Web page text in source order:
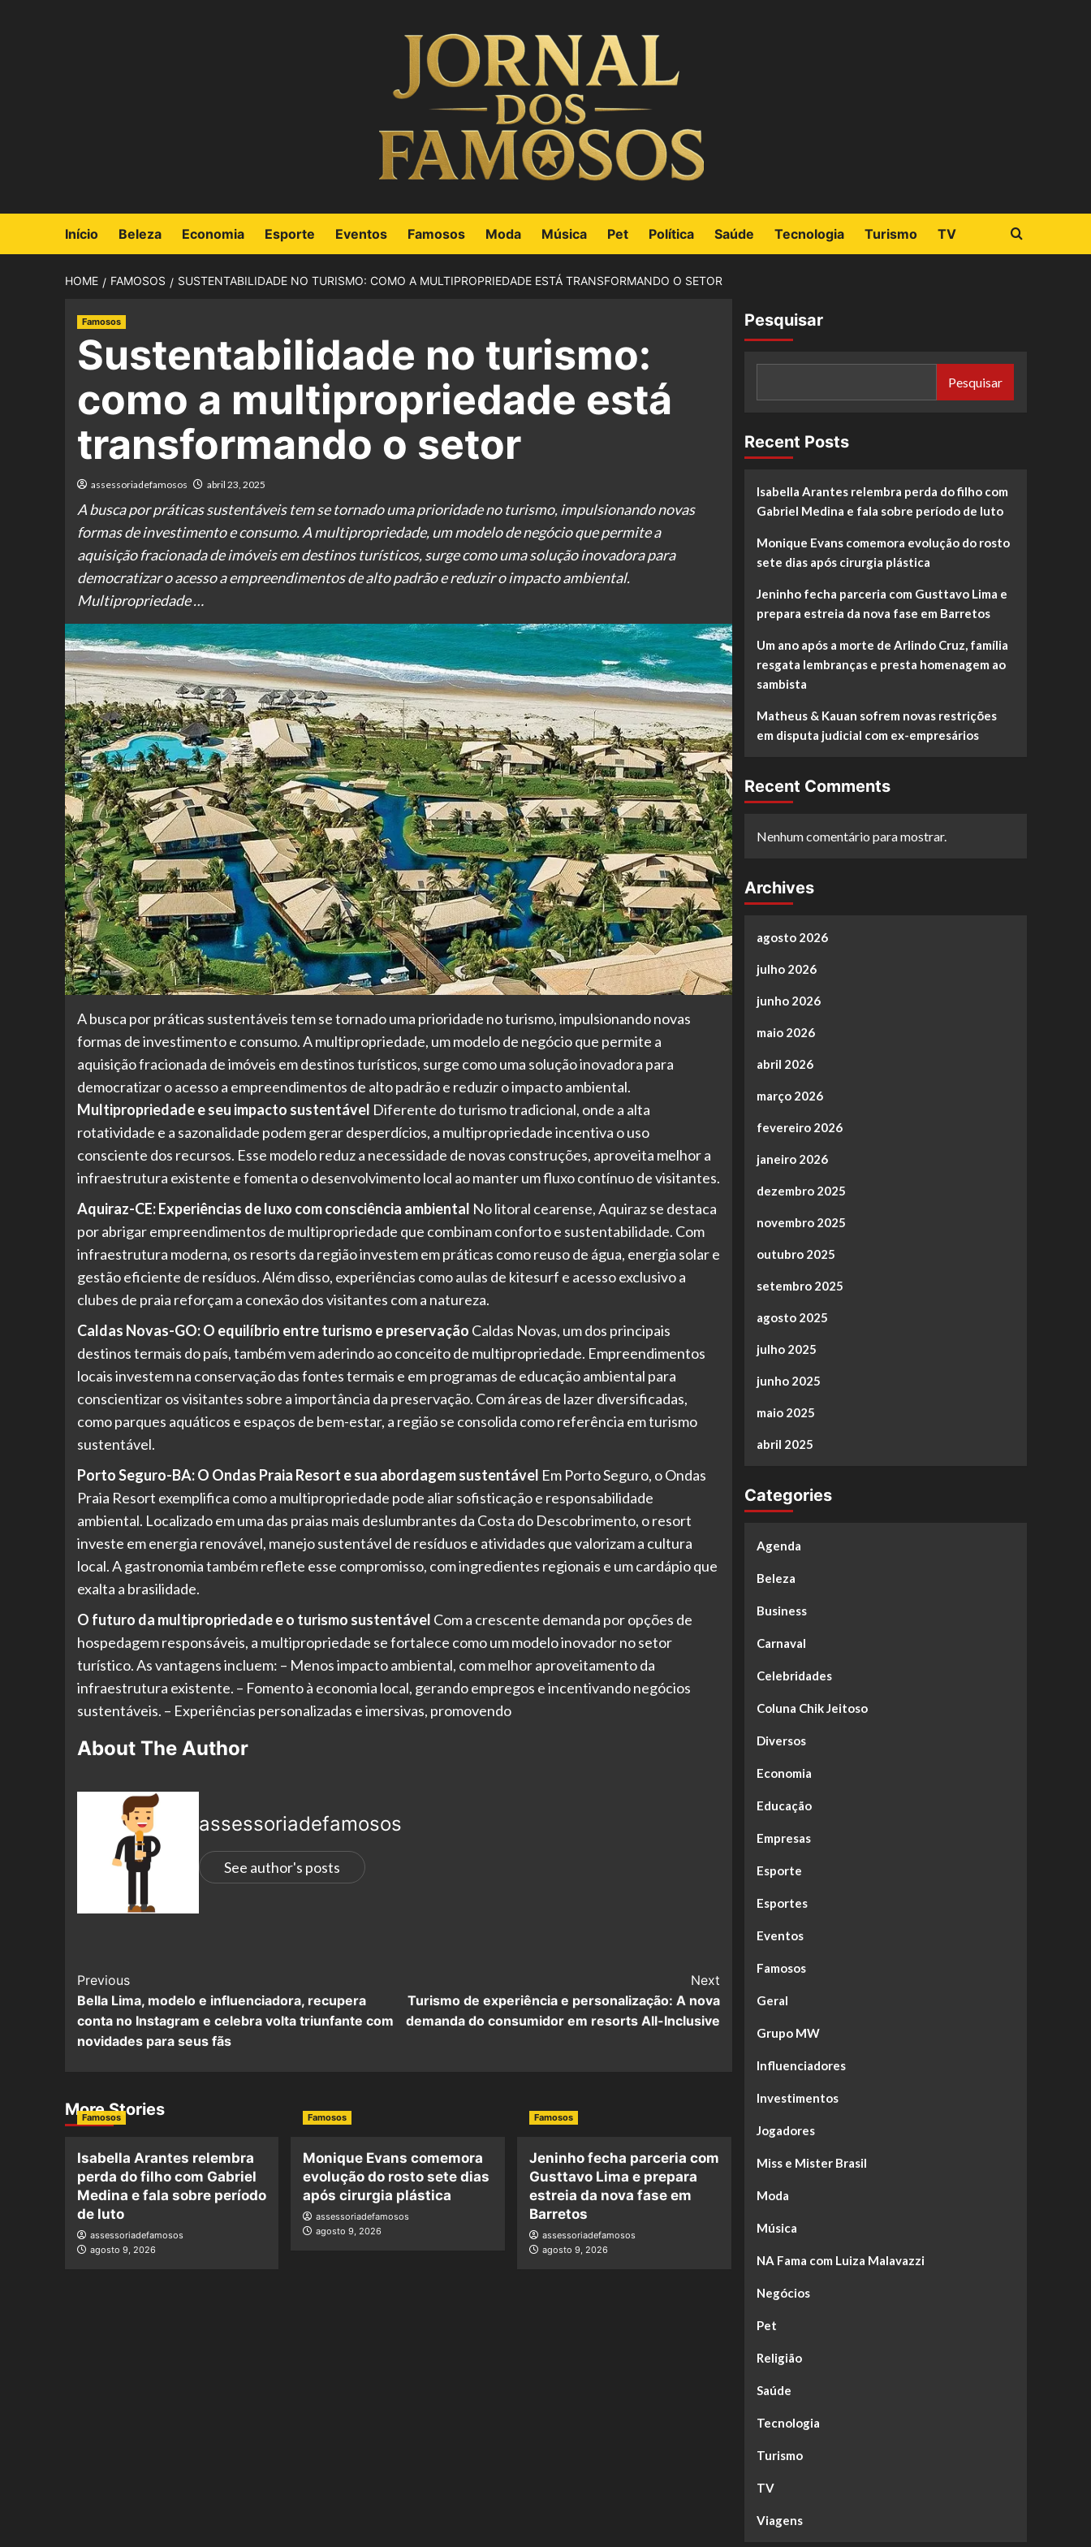
Início Beleza Economia Esporte Eventos Famosos Moda Música Pet Política Saúde Tecnologia Turismo TV
HOME FAMOSOS SUSTENTABILIDADE NO TURISMO: COMO A MULTIPROPRIEDADE ESTÁ TRANSFORMANDO O SETOR
Famosos
Sustentabilidade no turismo:
como a multipropriedade está
transformando o setor
assessoriadefamosos abril 23, 2025
A busca por práticas sustentáveis tem se tornado uma prioridade no turismo, impulsionando novas
formas de investimento e consumo. A multipropriedade, um modelo de negócio que permite a
aquisição fracionada de imóveis em destinos turísticos, surge como uma solução inovadora para
democratizar o acesso a empreendimentos de alto padrão e reduzir o impacto ambiental.
Multipropriedade …
A busca por práticas sustentáveis tem se tornado uma prioridade no turismo, impulsionando novas
formas de investimento e consumo. A multipropriedade, um modelo de negócio que permite a
aquisição fracionada de imóveis em destinos turísticos, surge como uma solução inovadora para
democratizar o acesso a empreendimentos de alto padrão e reduzir o impacto ambiental.
Multipropriedade e seu impacto sustentável Diferente do turismo tradicional, onde a alta
rotatividade e a sazonalidade podem gerar desperdícios, a multipropriedade incentiva o uso
consciente dos recursos. Esse modelo reduz a necessidade de novas construções, aproveita melhor a
infraestrutura existente e fomenta o desenvolvimento local ao manter um fluxo contínuo de visitantes.
Aquiraz-CE: Experiências de luxo com consciência ambiental No litoral cearense, Aquiraz se destaca
por abrigar empreendimentos de multipropriedade que combinam conforto e sustentabilidade. Com
infraestrutura moderna, os resorts da região investem em práticas como reuso de água, energia solar e
gestão eficiente de resíduos. Além disso, experiências como aulas de kitesurf e acesso exclusivo a
clubes de praia reforçam a conexão dos visitantes com a natureza.
Caldas Novas-GO: O equilíbrio entre turismo e preservação Caldas Novas, um dos principais
destinos termais do país, também vem aderindo ao conceito de multipropriedade. Empreendimentos
locais investem na conservação das fontes termais e em programas de educação ambiental para
conscientizar os visitantes sobre a importância da preservação. Com áreas de lazer diversificadas,
como parques aquáticos e espaços de bem-estar, a região se consolida como referência em turismo
sustentável.
Porto Seguro-BA: O Ondas Praia Resort e sua abordagem sustentável Em Porto Seguro, o Ondas
Praia Resort exemplifica como a multipropriedade pode aliar sofisticação e responsabilidade
ambiental. Localizado em uma das praias mais deslumbrantes da Costa do Descobrimento, o resort
investe em energia renovável, manejo sustentável de resíduos e atividades que valorizam a cultura
local. A gastronomia também reflete esse compromisso, com ingredientes regionais e um cardápio que
exalta a brasilidade.
O futuro da multipropriedade e o turismo sustentável Com a crescente demanda por opções de
hospedagem responsáveis, a multipropriedade se fortalece como um modelo inovador no setor
turístico. As vantagens incluem: – Menos impacto ambiental, com melhor aproveitamento da
infraestrutura existente. – Fomento à economia local, gerando empregos e incentivando negócios
sustentáveis. – Experiências personalizadas e imersivas, promovendo
About The Author
assessoriadefamosos
See author's posts
Previous
Bella Lima, modelo e influenciadora, recupera
conta no Instagram e celebra volta triunfante com
novidades para seus fãs
Next
Turismo de experiência e personalização: A nova
demanda do consumidor em resorts All-Inclusive
More Stories
Famosos
Isabella Arantes relembra
perda do filho com Gabriel
Medina e fala sobre período
de luto
assessoriadefamosos
agosto 9, 2026
Famosos
Monique Evans comemora
evolução do rosto sete dias
após cirurgia plástica
assessoriadefamosos
agosto 9, 2026
Famosos
Jeninho fecha parceria com
Gusttavo Lima e prepara
estreia da nova fase em
Barretos
assessoriadefamosos
agosto 9, 2026
Pesquisar
Pesquisar
Recent Posts
Isabella Arantes relembra perda do filho com
Gabriel Medina e fala sobre período de luto
Monique Evans comemora evolução do rosto
sete dias após cirurgia plástica
Jeninho fecha parceria com Gusttavo Lima e
prepara estreia da nova fase em Barretos
Um ano após a morte de Arlindo Cruz, família
resgata lembranças e presta homenagem ao
sambista
Matheus & Kauan sofrem novas restrições
em disputa judicial com ex-empresários
Recent Comments
Nenhum comentário para mostrar.
Archives
agosto 2026
julho 2026
junho 2026
maio 2026
abril 2026
março 2026
fevereiro 2026
janeiro 2026
dezembro 2025
novembro 2025
outubro 2025
setembro 2025
agosto 2025
julho 2025
junho 2025
maio 2025
abril 2025
Categories
Agenda
Beleza
Business
Carnaval
Celebridades
Coluna Chik Jeitoso
Diversos
Economia
Educação
Empresas
Esporte
Esportes
Eventos
Famosos
Geral
Grupo MW
Influenciadores
Investimentos
Jogadores
Miss e Mister Brasil
Moda
Música
NA Fama com Luiza Malavazzi
Negócios
Pet
Religião
Saúde
Tecnologia
Turismo
TV
Viagens